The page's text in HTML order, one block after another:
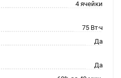
4 ячейки
75 Вт·ч
Да
Да